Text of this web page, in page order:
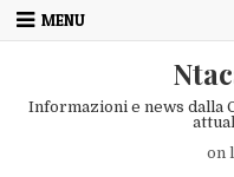
Skip to content
MENU
Informazioni e news dalla
on